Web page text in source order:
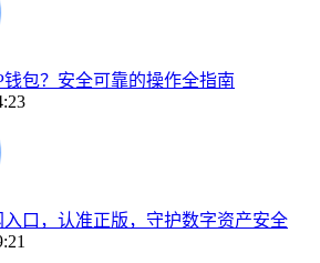
包？安全可靠的操作全指南
入口，认准正版，守护数字资产安全